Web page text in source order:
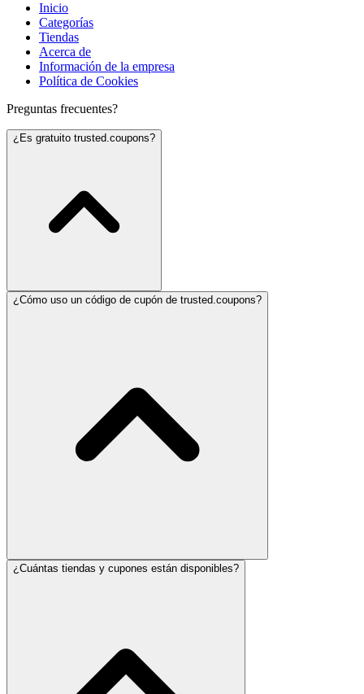
Inicio
Categorías
Tiendas
Acerca de
Información de la empresa
Política de Cookies
Preguntas frecuentes?
¿Es gratuito trusted.coupons?
¿Cómo uso un código de cupón de trusted.coupons?
¿Cuántas tiendas y cupones están disponibles?